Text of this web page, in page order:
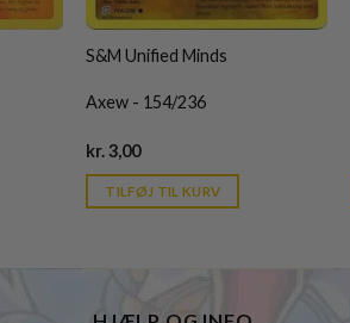
S&M Unified Minds
Axew - 154/236
kr.3,00Current
is:
kr. 39,95.
TILFØJ TIL KURV